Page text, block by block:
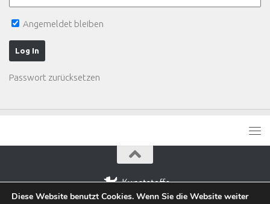
Angemeldet bleiben
Passwort zurücksetzen
Diese Website benutzt Cookies. Wenn Sie die Website weiter